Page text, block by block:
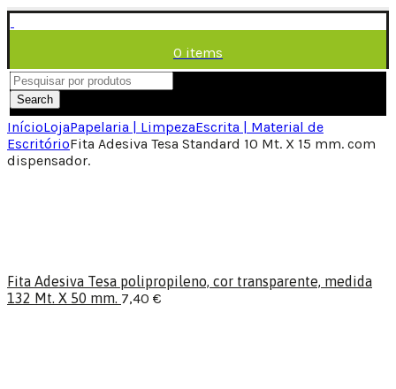
0 items
/ 0,00€
Menu
Search
InícioLojaPapelaria | LimpezaEscrita | Material de
EscritórioFita Adesiva Tesa Standard 10 Mt. X 15 mm. com
dispensador.
Fita Adesiva Tesa polipropileno, cor transparente, medida
132 Mt. X 50 mm. 7,40 €